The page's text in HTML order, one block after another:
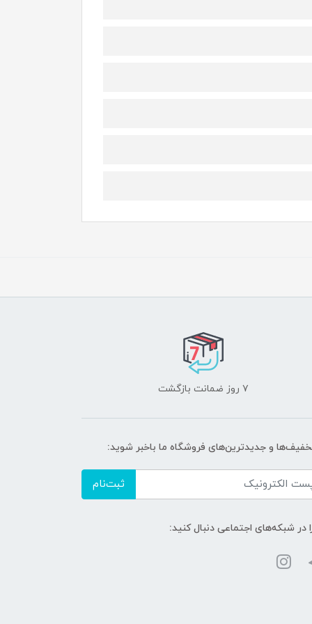
۷ روز ضمانت بازگشت
و جدیدترین‌های فروشگاه ما باخبر شوید:
ثبت‌نام
در شبکه‌های اجتماعی دنبال کنید: